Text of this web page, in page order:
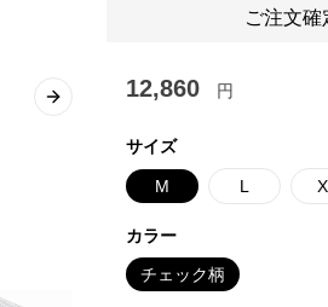
Next slide
ご注文
12,860 円
サイズ
M L
カラー
チェック柄